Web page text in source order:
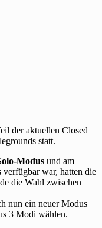
der aktuellen Closed
statt.
Modus und am
verfügbar war, hatten die
die Wahl zwischen
nun ein neuer Modus
3 Modi wählen.